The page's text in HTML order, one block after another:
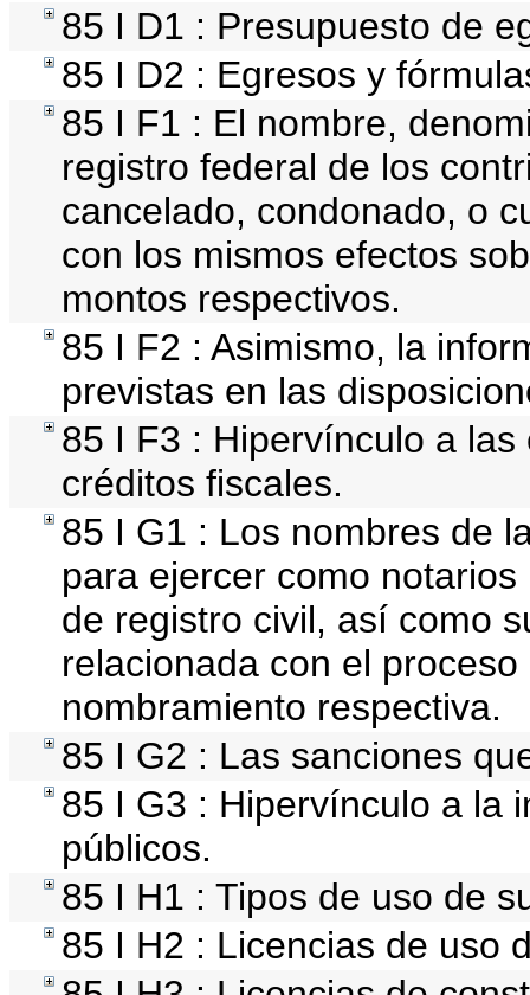
85 I D1 : Presupuesto de
85 I D2 : Egresos y
85 I F1 : El nombre,
registro federal de los
cancelado, condonado, o
con los mismos efectos
montos respectivos.
85 I F2 : Asimismo, la
previstas en las
85 I F3 : Hipervínculo a
créditos fiscales.
85 I G1 : Los nombres de
para ejercer como
de registro civil, así como
relacionada con el
nombramiento respectiva.
85 I G2 : Las sanciones
85 I G3 : Hipervínculo a la
públicos.
85 I H1 : Tipos de uso de
85 I H2 : Licencias de uso